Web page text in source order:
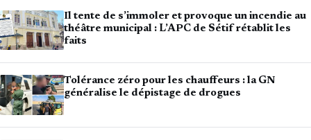
Il tente de s’immoler et provoque un incendie au
théâtre municipal : L’APC de Sétif rétablit les
faits
Tolérance zéro pour les chauffeurs : la GN
généralise le dépistage de drogues